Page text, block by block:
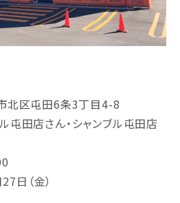
北区屯田6条3丁目4-8
さん・シャンブル屯田店
日（金）